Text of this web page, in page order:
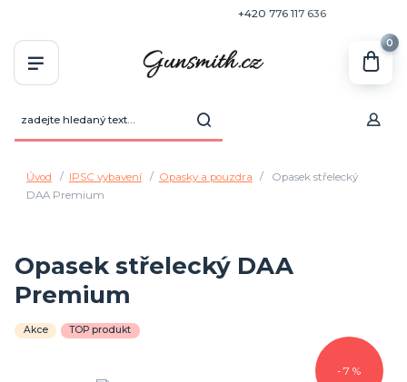
+420 776 117 636
0
Úvod IPSC vybavení Opasky a pouzdra
Opasek střelecký
DAA Premium
Opasek střelecký DAA
Premium
Akce TOP produkt
- 7 %